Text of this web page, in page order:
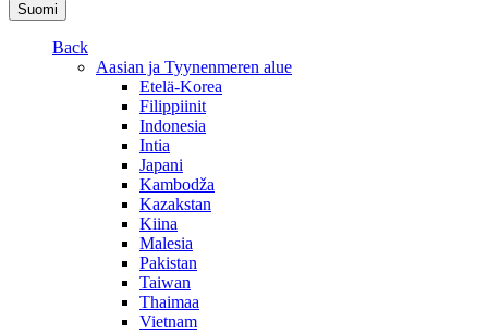
Suomi
Back
Aasian ja Tyynenmeren alue
Etelä-Korea
Filippiinit
Indonesia
Intia
Japani
Kambodža
Kazakstan
Kiina
Malesia
Pakistan
Taiwan
Thaimaa
Vietnam